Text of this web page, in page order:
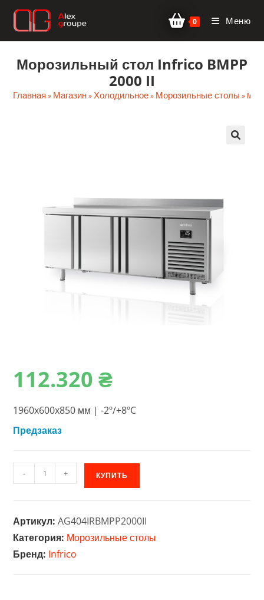
Перейти
0 Меню
Морозильный стол Infrico BMPP
2000 II
Главная » Магазин»Холодильное» Морозильные столы »
112.320₴
1960x600x850 мм | -2º/+8ºC
Предзаказ
Количество
товара
Infrico
BMPP
2000
- + КУПИТЬ
Артикул:AG404IRBMPP2000II
Категория: Морозильные столы
Бренд: Infrico